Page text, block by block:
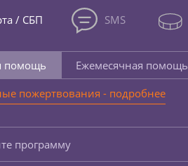
/ СБП SMS
помощь
Ежемесячная помощь
пожертвования - подробнее
программу